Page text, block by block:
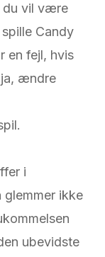
du vil være
Candy
en fejl, hvis
ændre
i
glemmer ikke
ubevidste